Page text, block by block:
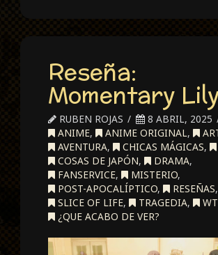
Reseña:
Momentary
RUBEN ROJAS
8 ABRIL, 2025
ANIME, ANIME ORIGINAL,
AVENTURA, CHICAS MÁGICAS,
COSAS DE JAPÓN, DRAMA,
FANSERVICE, MISTERIO,
POST-APOCALÍPTICO, RESEÑAS
SLICE OF LIFE, TRAGEDIA,
¿QUE ACABO DE VER?